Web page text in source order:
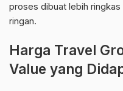
proses dibuat lebih
ringan.
Harga Travel
Value yang